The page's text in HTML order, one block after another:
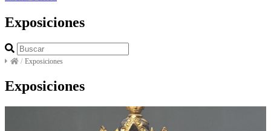
Exposiciones
/ Exposiciones
Exposiciones